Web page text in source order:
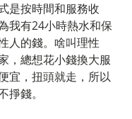
是按時間和服務收
我有24小時熱水和保
人的錢。啥叫理性
，總想花小錢換大服
宜，扭頭就走，所以
掙錢。